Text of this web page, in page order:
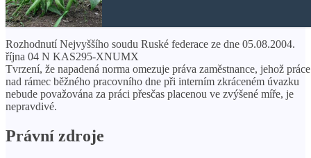
Rozhodnutí Nejvyššího soudu Ruské federace ze dne 05.08.2004.
října 04 N KAS295-XNUMX
Tvrzení, že napadená norma omezuje práva zaměstnance, jehož práce
nad rámec běžného pracovního dne při interním zkráceném úvazku
nebude považována za práci přesčas placenou ve zvýšené míře, je
nepravdivé.
Právní zdroje